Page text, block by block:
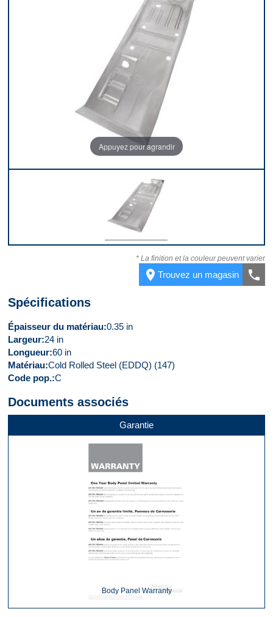
Appuyez pour agrandir
Devant
* La finition et la couleur peuvent varier
place Trouvez un magasin call
Spécifications
Épaisseur du matériau 0.35 in
Largeur 24 in
Longueur 60 in
Matériau Cold Rolled Steel (EDDQ) (147)
Code pop. C
Documents associés
Garantie
Body Panel Warranty